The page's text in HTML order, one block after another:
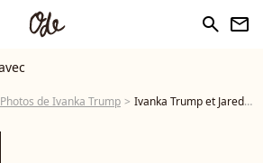
search newsletter
Photos de Ivanka Trump Ivanka Trump et Jared Kushner ont été vus à Venise en train d'assister au somptueux mariage de Jeff Bezos, se joignant à d'autres invités de marque pour cette célébration exclusive. - Photo